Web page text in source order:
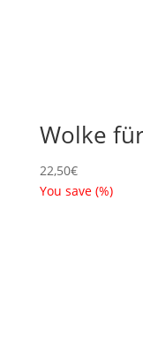
Wolke
22,50€
You save (%)